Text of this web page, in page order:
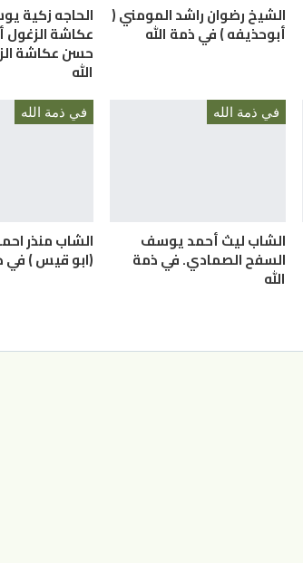
الشيخ رضوان راشد المومني (
أبوحذيفه ) في ذمة الله
الحاجه زكية
عكاشة الزغول
حسن عكاشة
الله
في ذمة الله
الشاب ليث أحمد يوسف
السفح الصمادي. في ذمة
الله
في ذمة الله
الشاب منذر
(ابو قيس ) في